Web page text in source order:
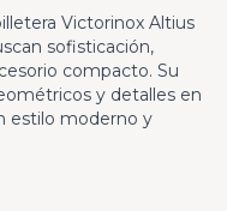
Victorinox Altius
sofisticación,
compacto. Su
y detalles en
estilo moderno y